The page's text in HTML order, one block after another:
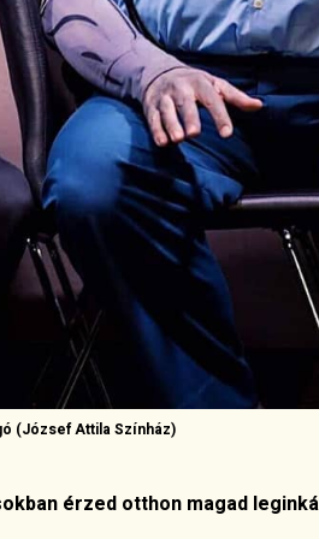
(József Attila Színház)
érzed otthon magad